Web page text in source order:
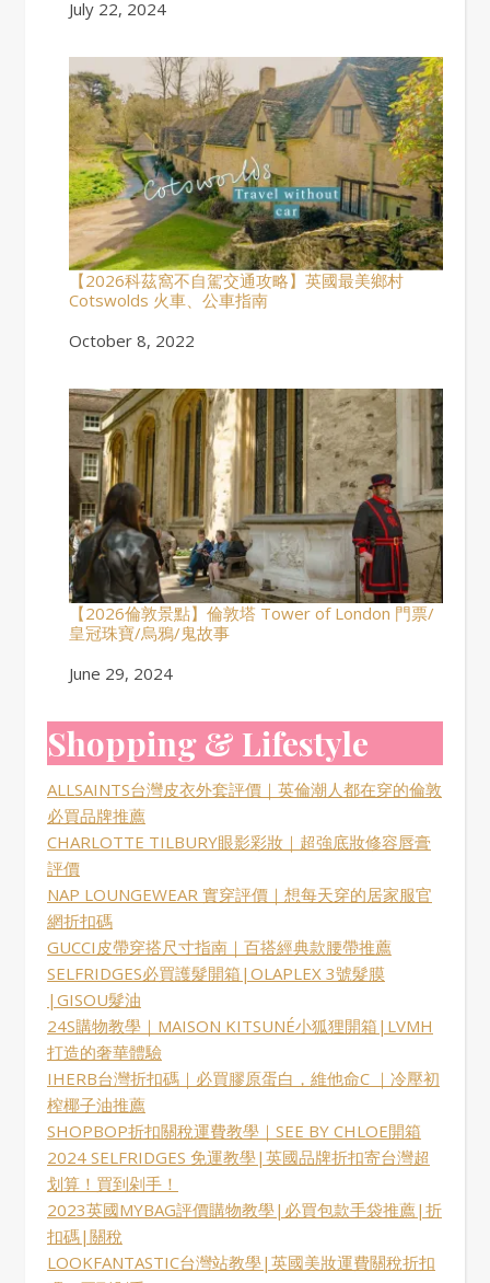
Date
July 22, 2024
【2026科茲窩不自駕交通攻略】英國最美鄉村
Cotswolds 火車、公車指南
Date
October 8, 2022
【2026倫敦景點】倫敦塔 Tower of London 門票/
皇冠珠寶/烏鴉/鬼故事
Date
June 29, 2024
Shopping & Lifestyle
ALLSAINTS台灣皮衣外套評價｜英倫潮人都在穿的倫敦
必買品牌推薦
CHARLOTTE TILBURY眼影彩妝｜超強底妝修容唇膏
評價
NAP LOUNGEWEAR 實穿評價｜想每天穿的居家服官
網折扣碼
GUCCI皮帶穿搭尺寸指南｜百搭經典款腰帶推薦
SELFRIDGES必買護髮開箱|OLAPLEX 3號髮膜
|GISOU髮油
24S購物教學｜MAISON KITSUNÉ小狐狸開箱|LVMH
打造的奢華體驗
IHERB台灣折扣碼｜必買膠原蛋白，維他命C ｜冷壓初
榨椰子油推薦
SHOPBOP折扣關稅運費教學｜SEE BY CHLOE開箱
2024 SELFRIDGES 免運教學|英國品牌折扣寄台灣超
划算！買到剁手！
2023英國MYBAG評價購物教學|必買包款手袋推薦|折
扣碼|關稅
LOOKFANTASTIC台灣站教學|英國美妝運費關稅折扣